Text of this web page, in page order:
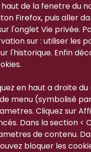
de la fenetre du
Firefox, puis aller
l'onglet Vie privée.
sur : utiliser les
l'historique. Enfin
en haut a droite
menu (symbolisé
Cliquez sur
Dans la section <
de contenu.
bloquer les